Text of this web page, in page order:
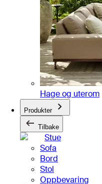
Hage og uterom
Produkter
Tilbake
Stue
Sofa
Bord
Stol
Oppbevaring